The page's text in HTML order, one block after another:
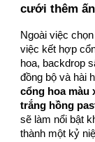
cưới thêm
Ngoài việc
việc kết hợp
hoa, backdrop
đồng bộ và hài
cổng hoa màu
trắng hồng
sẽ làm nổi bật
thành một kỷ